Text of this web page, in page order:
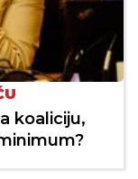
koaliciju,